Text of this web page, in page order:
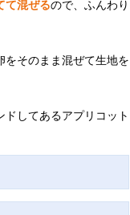
て混ぜるので、ふんわり
をそのまま混ぜて生地を
してあるアプリコット